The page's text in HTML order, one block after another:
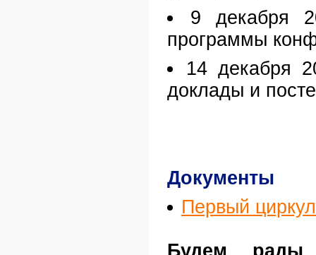
9 декабря
программы
14 декабря
доклады и
Документы
Первый
Будем рады